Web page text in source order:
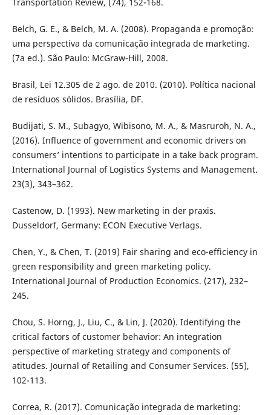
Belch, G. E., & Belch, M. A. (2008). Propaganda e promoção:
uma perspectiva da comunicação integrada de marketing.
(7a ed.). São Paulo: McGraw-Hill, 2008.
Brasil, Lei 12.305 de 2 ago. de 2010. (2010). Política nacional
de resíduos sólidos. Brasília, DF.
Budijati, S. M., Subagyo, Wibisono, M. A., & Masruroh, N. A.,
(2016). Influence of government and economic drivers on
consumers’ intentions to participate in a take back program.
International Journal of Logistics Systems and Management.
23(3), 343–362.
Castenow, D. (1993). New marketing in der praxis.
Dusseldorf, Germany: ECON Executive Verlags.
Chen, Y., & Chen, T. (2019) Fair sharing and eco-efficiency in
green responsibility and green marketing policy.
International Journal of Production Economics. (217), 232–
245.
Chou, S. Horng, J., Liu, C., & Lin, J. (2020). Identifying the
critical factors of customer behavior: An integration
perspective of marketing strategy and components of
atitudes. Journal of Retailing and Consumer Services. (55),
102-113.
Correa, R. (2017). Comunicação integrada de marketing: